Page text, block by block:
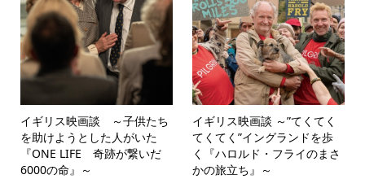
イギリス映画談 ～子供たち
を助けようとした人がいた
『ONE LIFE 奇跡が繋いだ
6000の命』～
イギリス映画談 ～”てくてく
てくてく”イングランドを歩
く『ハロルド・フライのまさ
かの旅立ち』～